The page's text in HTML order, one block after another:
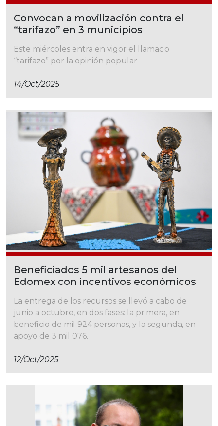
Convocan a movilización contra el
“tarifazo” en 3 municipios
Este miércoles entra en vigor el llamado
“tarifazo” por la opinión popular
14/oct/2025
Beneficiados 5 mil artesanos del
Edomex con incentivos económicos
La entrega de los recursos se llevó a cabo de
junio a octubre, en dos fases: la primera, en
beneficio de mil 924 personas, y la segunda, en
apoyo de 3 mil 076.
12/oct/2025